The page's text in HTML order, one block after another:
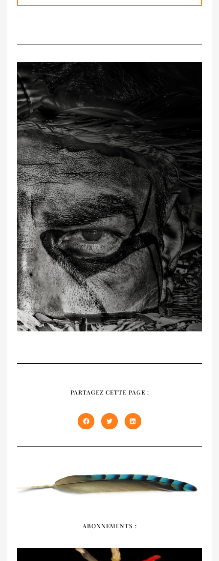
RECUEIL
premiers numéros épuisés de NATIVES en
un seul volume de 408 pages. À offrir et à
s'offrir !
PARTAGEZ CETTE PAGE :
ABONNEMENTS :